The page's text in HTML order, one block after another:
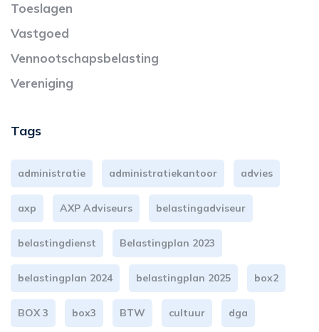
Toeslagen
Vastgoed
Vennootschapsbelasting
Vereniging
Tags
administratie administratiekantoor advies
axp AXP Adviseurs belastingadviseur
belastingdienst Belastingplan 2023
belastingplan 2024 belastingplan 2025 box2
BOX 3 box3 BTW cultuur dga